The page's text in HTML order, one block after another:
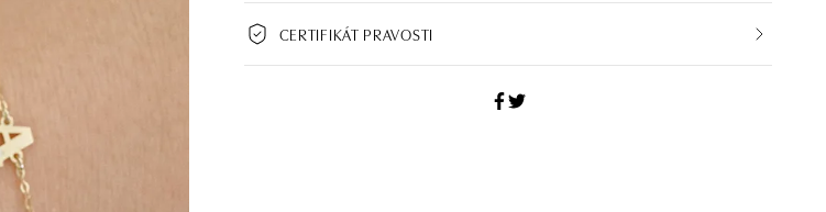
CERTIFIKÁT PRAVOSTI